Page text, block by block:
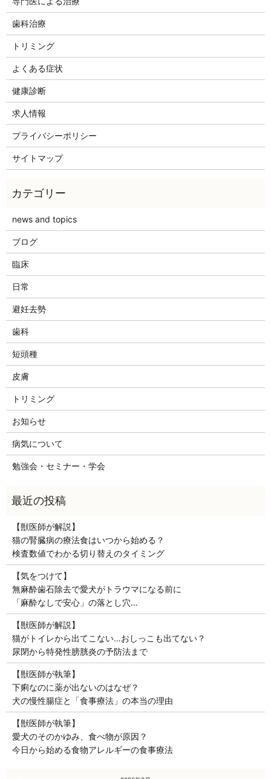
歯科治療
トリミング
よくある症状
健康診断
求人情報
プライバシーポリシー
サイトマップ
news and topics
ブログ
臨床
日常
避妊去勢
歯科
短頭種
皮膚
トリミング
お知らせ
病気について
勉強会・セミナー・学会
【獣医師が解説】
猫の腎臓病の療法食はいつから始める？
検査数値でわかる切り替えのタイミング
【気をつけて】
無麻酔歯石除去で愛犬がトラウマになる前に
「麻酔なしで安心」の落とし穴…
【獣医師が解説】
猫がトイレから出てこない…おしっこも出てない？
尿閉から特発性膀胱炎の予防法まで
【獣医師が執筆】
下痢なのに薬が出ないのはなぜ？
犬の慢性腸症と「食事療法」の本当の理由
【獣医師が執筆】
愛犬のそのかゆみ、食べ物が原因？
今日から始める食物アレルギーの食事療法